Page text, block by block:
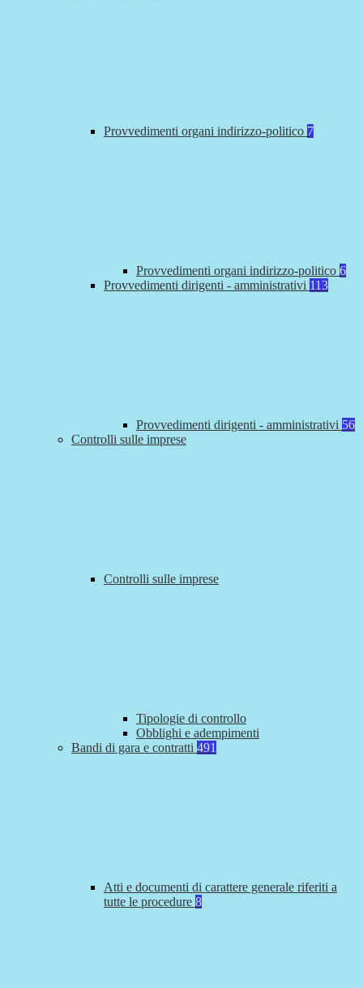
Provvedimenti organi indirizzo-politico 7
Provvedimenti organi indirizzo-politico 6
Provvedimenti dirigenti - amministrativi 113
Provvedimenti dirigenti - amministrativi 56
Controlli sulle imprese
Controlli sulle imprese
Tipologie di controllo
Obblighi e adempimenti
Bandi di gara e contratti 491
Atti e documenti di carattere generale riferiti a
tutte le procedure 8